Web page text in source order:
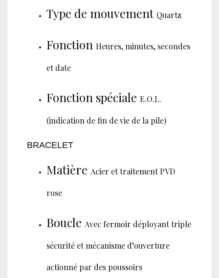
Type de mouvement Quartz
Fonction Heures, minutes, secondes
et date
Fonction spéciale E.O.L.
(indication de fin de vie de la pile)
BRACELET
Matière Acier et traitement PVD
rose
Boucle Avec fermoir déployant triple
sécurité et mécanisme d’ouverture
actionné par des poussoirs